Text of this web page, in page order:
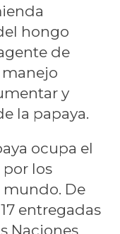
hongo
de
y
la papaya.
ocupa el
los
De
entregadas
Naciones